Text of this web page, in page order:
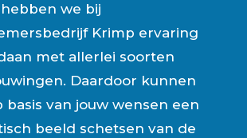
we bij
Krimp ervaring
met allerlei soorten
Daardoor kunnen
basis van jouw wensen een
beeld schetsen van de